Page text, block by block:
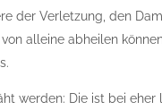
der Verletzung, den
alleine abheilen
werden: Die ist bei